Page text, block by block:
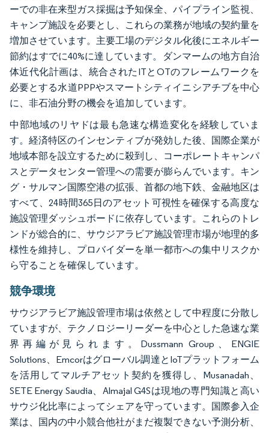
ーでの非在来型ガス採掘は予知保全、パイプライン監視、
キャンプ施設を必要とし、これらの業務が地域の契約量を
増加させています。主要工場のデジタル化後にエネルギー
節約はすでに40%に達しています。ダンマームの地方自治
体近代化計画は、統合されたITとOTのフレームワークを
必要とする水道PPPやスマートシティイニシアチブを中心
に、非石油分野の機会を追加しています。
中部地域のリヤドは最も急速な構造変化を経験していま
す。経済特区のインセンティブが発効した後、国際企業が
地域本部を設立するために殺到し、コーポレートキャンパ
スとデータセンター管理への需要が膨らんでいます。キン
グ・サルマン国際空港の拡張、首都の地下鉄、金融地区は
すべて、24時間365日のアセット可視性を確保する高度な
施設管理ダッシュボードに依存しています。これらのトレ
ンドが総合的に、サウジアラビア施設管理市場が地理的多
様性を維持し、プロバイダーを単一都市への集中リスクか
ら守ることを確保しています。
競争環境
サウジアラビア施設管理市場は依然として中程度に分散し
ていますが、テクノロジーリーダーを中心とした急速な業
界再編が見られます。Dussmann Group、ENGIE
Solutions、Emcorはグローバル調達とIoTプラットフォーム
を活用してマルチアセット契約を獲得し、Musanadah、
SETE Energy Saudia、Almajal G4Sは現地の専門知識と高い
サウジ化比率によってシェアを守っています。国際参入企
業は、国内の中小競合他社がまだ複製できない予測分析、